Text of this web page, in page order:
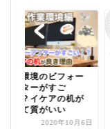
作業環境のビフォー
アフターがすご
い！？イケアの机が
安くて質がいい
2020年10月6日